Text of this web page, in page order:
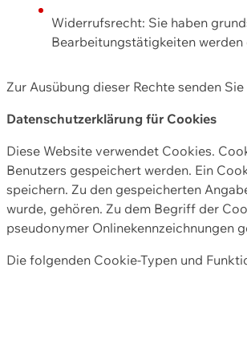
Widerrufsrecht: Sie haben
Bearbeitungstätigkeiten
Zur Ausübung dieser Rechte senden
Datenschutzerklärung für Cookies
Diese Website verwendet Cookies.
Benutzers gespeichert werden. Ein
speichern. Zu den gespeicherten
wurde, gehören. Zu dem Begriff der
pseudonymer Onlinekennzeichnungen
Die folgenden Cookie-Typen und